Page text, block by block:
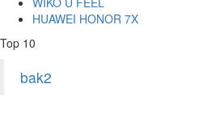
HUAWEI HONOR 7X
Top 10
bak2